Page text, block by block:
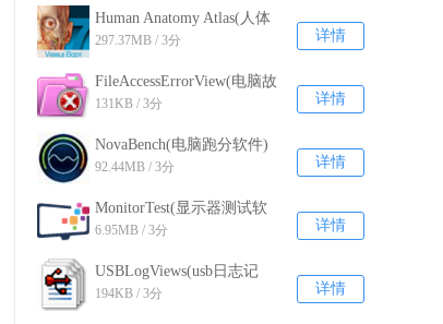
详情
Human Anatomy Atlas(人体
解剖学图谱) 官方版v7.4.01
297.37MB / 3分
详情
FileAccessErrorView(电脑故
障诊断工具) 汉化免费版
131KB / 3分
详情
NovaBench(电脑跑分软件)
免费版v4.0.6
92.44MB / 3分
详情
MonitorTest(显示器测试软
件) 官方版v4.0.1001
6.95MB / 3分
详情
USBLogViews(usb日志记
录) 免费版v1.26
194KB / 3分